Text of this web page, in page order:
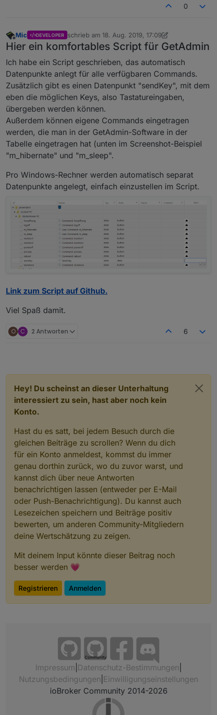
0
Offline
Mic DEVELOPER schrieb am 18. Aug. 2019, 17:09
zuletzt editiert von Mic
Hier ein komfortables Script für GetAdmin
Ich habe ein Script geschrieben, das automatisch
Datenpunkte anlegt für alle verfügbaren Commands.
Zusätzlich gibt es einen Datenpunkt "sendKey", mit dem
eben die möglichen Keys, also Tastatureingaben,
übergeben werden können.
Außerdem können eigene Commands eingetragen
werden, die man in der GetAdmin-Software in der
Tabelle eingetragen hat (unten im Screenshot-Beispiel
"m_hibernate" und "m_sleep".
Pro Windows-Rechner werden automatisch separat
Datenpunkte angelegt, einfach einzustellen im Script.
Link zum Script auf Github.
Viel Spaß damit.
O C 2 Antworten 6
Hey! Du scheinst an dieser Unterhaltung
interessiert zu sein, hast aber noch kein
Konto.
Hast du es satt, bei jedem Besuch durch die
gleichen Beiträge zu scrollen? Wenn du dich
für ein Konto anmeldest, kommst du immer
genau dorthin zurück, wo du zuvor warst, und
kannst dich über neue Antworten
benachrichtigen lassen (entweder per E-Mail
oder Push-Benachrichtigung). Du kannst auch
Lesezeichen speichern und Beiträge positiv
bewerten, um anderen Community-Mitgliedern
deine Wertschätzung zu zeigen.
Mit deinem Input könnte dieser Beitrag noch
besser werden 💗
Registrieren Anmelden
Community
Impressum Datenschutz-Bestimmungen
Nutzungsbedingungen Einwilligungseinstellungen
ioBroker Community 2014-2026